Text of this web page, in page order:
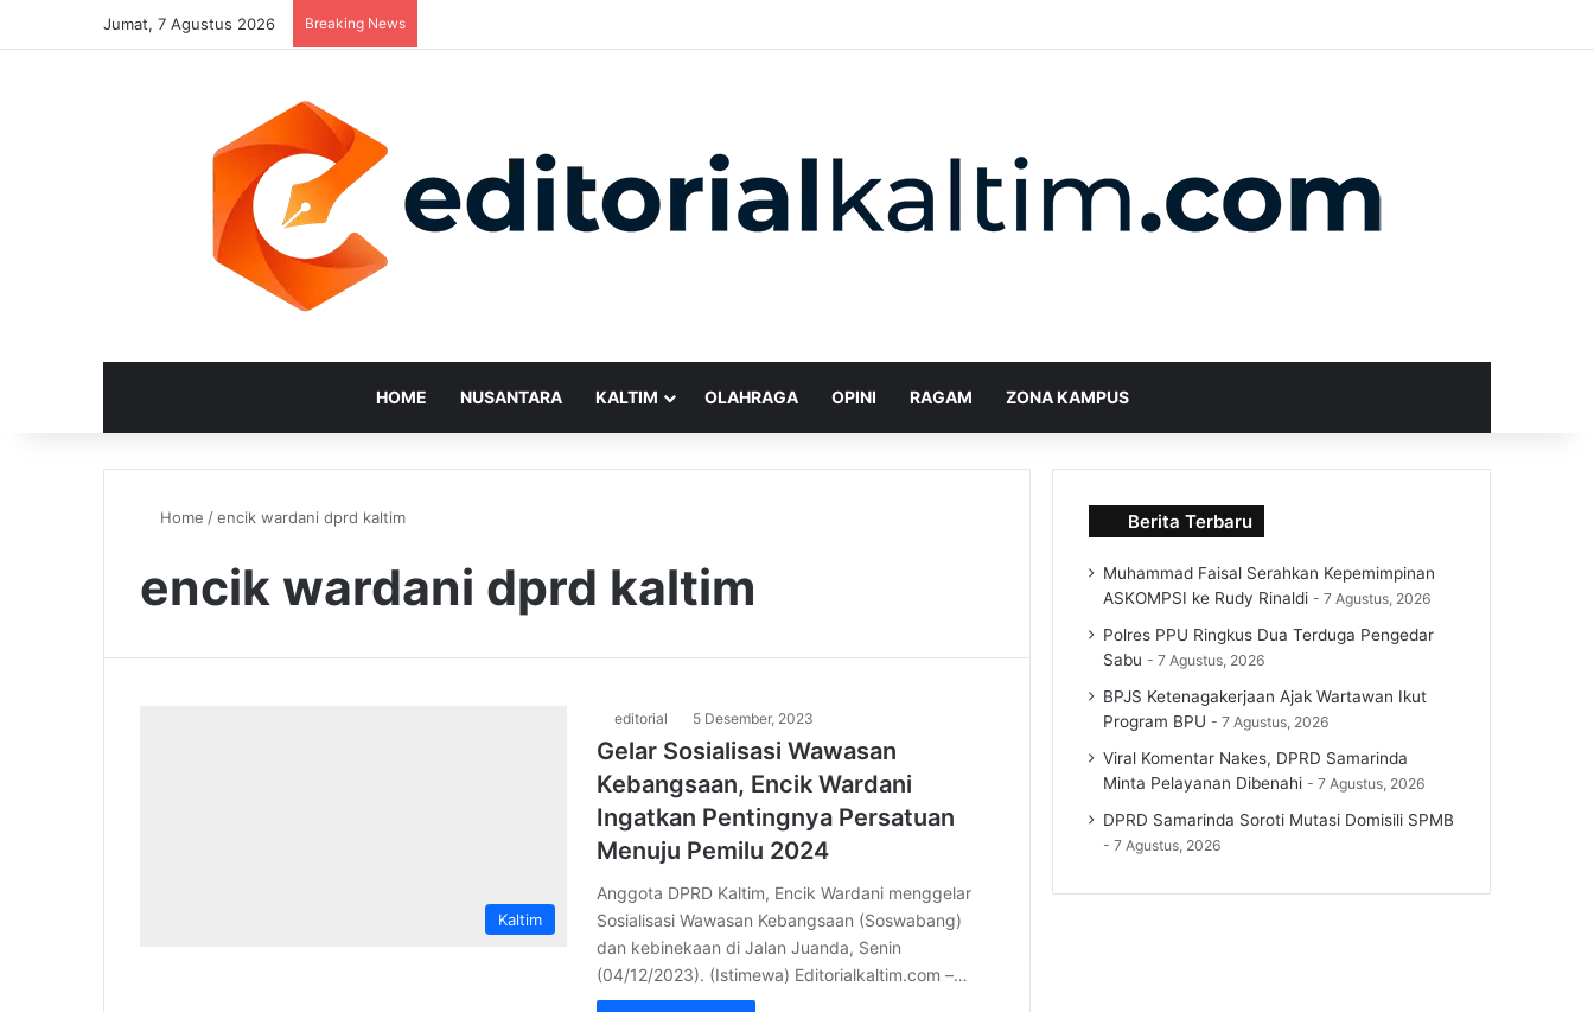
Jumat, 7 Agustus 2026 Breaking News
HOME NUSANTARA KALTIM OLAHRAGA OPINI RAGAM ZONA KAMPUS
Home /encik wardani dprd kaltim
encik wardani dprd kaltim
Kaltim
editorial 5 Desember, 2023
Gelar Sosialisasi Wawasan
Kebangsaan, Encik Wardani
Ingatkan Pentingnya Persatuan
Menuju Pemilu 2024
Anggota DPRD Kaltim, Encik Wardani menggelar
Sosialisasi Wawasan Kebangsaan (Soswabang)
dan kebinekaan di Jalan Juanda, Senin
(04/12/2023). (Istimewa) Editorialkaltim.com –…
Berita Terbaru
Muhammad Faisal Serahkan Kepemimpinan
ASKOMPSI ke Rudy Rinaldi
7 Agustus, 2026
Polres PPU Ringkus Dua Terduga Pengedar
Sabu
7 Agustus, 2026
BPJS Ketenagakerjaan Ajak Wartawan Ikut
Program BPU
7 Agustus, 2026
Viral Komentar Nakes, DPRD Samarinda
Minta Pelayanan Dibenahi
7 Agustus, 2026
DPRD Samarinda Soroti Mutasi Domisili SPMB
7 Agustus, 2026